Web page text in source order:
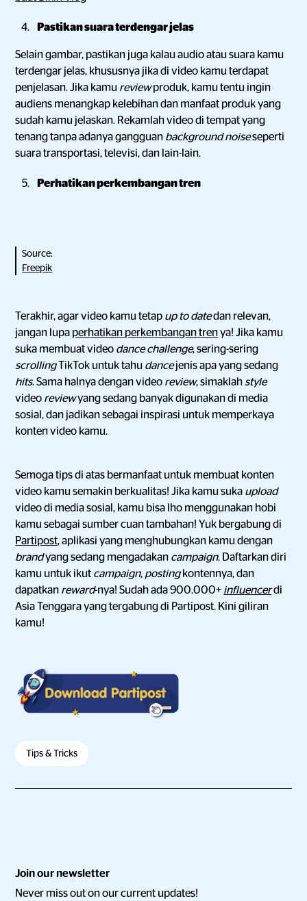
Pastikan suara terdengar jelas
Selain gambar, pastikan juga kalau audio atau suara kamu
terdengar jelas, khususnya jika di video kamu terdapat
penjelasan. Jika kamu reviewproduk, kamu tentu ingin
audiens menangkap kelebihan dan manfaat produk yang
sudah kamu jelaskan. Rekamlah video di tempat yang
tenang tanpa adanya gangguan background noiseseperti
suara transportasi, televisi, dan lain-lain.
Perhatikan perkembangan tren
Source:
Freepik
Terakhir, agar video kamu tetap up to datedan relevan,
jangan lupa perhatikan perkembangan trenya! Jika kamu
suka membuat video dance challenge, sering-sering
scrollingTikTok untuk tahu dancejenis apa yang sedang
hits. Sama halnya dengan video review, simaklah style
video reviewyang sedang banyak digunakan di media
sosial, dan jadikan sebagai inspirasi untuk memperkaya
konten video kamu.
Semoga tips di atas bermanfaat untuk membuat konten
video kamu semakin berkualitas! Jika kamu suka upload
video di media sosial, kamu bisa lho menggunakan hobi
kamu sebagai sumber cuan tambahan! Yuk bergabung di
Partipost, aplikasi yang menghubungkan kamu dengan
brandyang sedang mengadakan campaign. Daftarkan diri
kamu untuk ikut campaign, posting kontennya, dan
dapatkan reward-nya! Sudah ada 900.000+ influencerdi
Asia Tenggara yang tergabung di Partipost. Kini giliran
kamu!
Tips & Tricks
Join our newsletter
Never miss out on our current updates!